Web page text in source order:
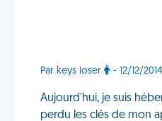
Par keys loser - 12/12/
Aujourd'hui, je suis
perdu les clés de mon